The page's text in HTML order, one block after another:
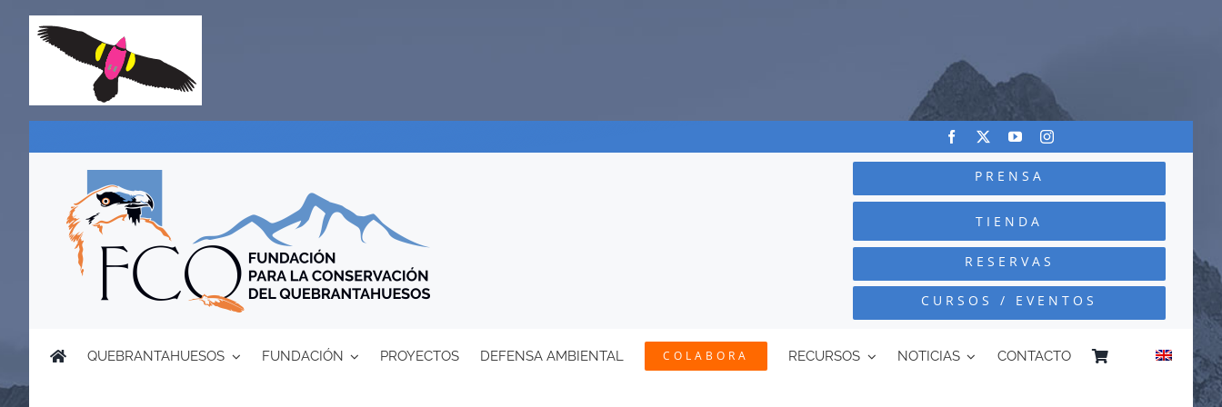
contenido
PRENSA
TIENDA
RESERVAS
CURSOS / EVENTOS
QUEBRANTAHUESOS FUNDACIÓN PROYECTOS DEFENSA AMBIENTAL COLABORA RECURSOS NOTICIAS CONTACTO